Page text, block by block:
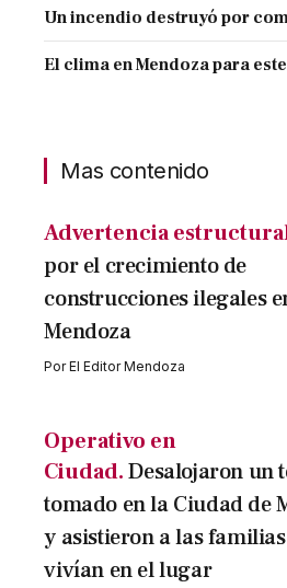
Un incendio destruyó por
El clima en Mendoza para
Mas contenido
Advertencia
por el crecimiento de
construcciones ilegales
Mendoza
PorEl Editor Mendoza
Operativo en
Ciudad. Desalojaron un
tomado en la Ciudad de
y asistieron a las
vivían en el lugar